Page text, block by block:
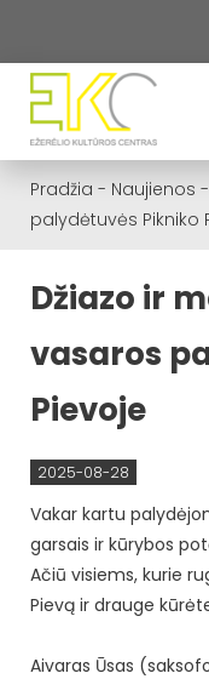
Pradžia - Naujienos -
palydėtuvės Pikniko
Džiazo ir
vasaros
Pievoje
2025-08-28
Vakar kartu
garsais ir kūrybos
Ačiū visiems, kurie
Pievą ir drauge
Aivaras Ūsas